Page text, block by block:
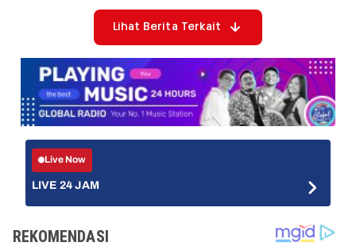
Lihat Berita Terkait
Live Now
LIVE 24 JAM